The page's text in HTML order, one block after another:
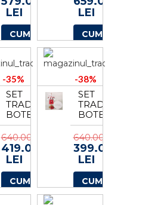
CUTIE
PENTRU
TRUSOU
LUMANARE
4
LEI
CUMPARA
+
TRUSOU
+
CUTIE
+
LUMANARE
3
LEI
CUMPARA
-35%
SET
TRADITIONAL
BOTEZ
BAIAT
-
COSTUMAS
+
LUMANARE
640.00
419.00
LEI
CUMPARA
-38%
SET
TRADITIONAL
BOTEZ
CAMELIA
4
640.00
399.00
LEI
CUMPARA